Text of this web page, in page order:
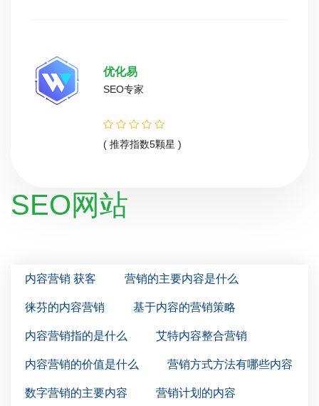
优化易
SEO专家
( 推荐指数5颗星 )
SEO网站
内容营销 获客 营销的主要内容是什么
徕芬的内容营销 基于内容的营销策略
内容营销指的是什么 艾特内容整合营销
内容营销的价值是什么 营销方式方法有哪些内容
数字营销的主要内容 营销计划的内容